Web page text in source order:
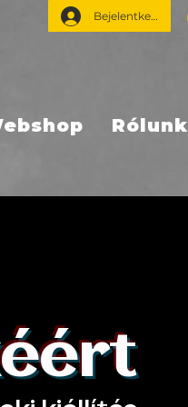
Bejelentkezés
Rólunk